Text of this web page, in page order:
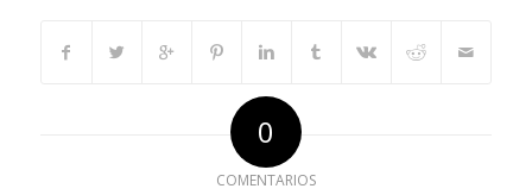
0
COMENTARIOS